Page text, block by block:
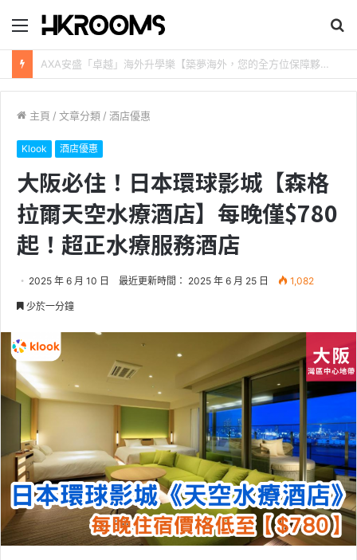
目
錄
尋
新加坡航空【2026年全球航線大優惠】樟宜機場世界級設施帶您環遊世界！
主頁 / 文章分類 / 酒店優惠
Klook 酒店優惠
大阪必住！日本環球影城【森格
拉爾天空水療酒店】每晚僅$780
起！超正水療服務酒店
2025 年 6 月 10 日 最近更新時間： 2025 年 6 月 25 日 1,082
少於一分鐘